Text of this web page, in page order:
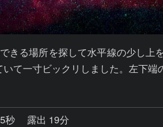
きる場所を探して水平線の少し
て一寸ビックリしました。左下
秒
露出 19分